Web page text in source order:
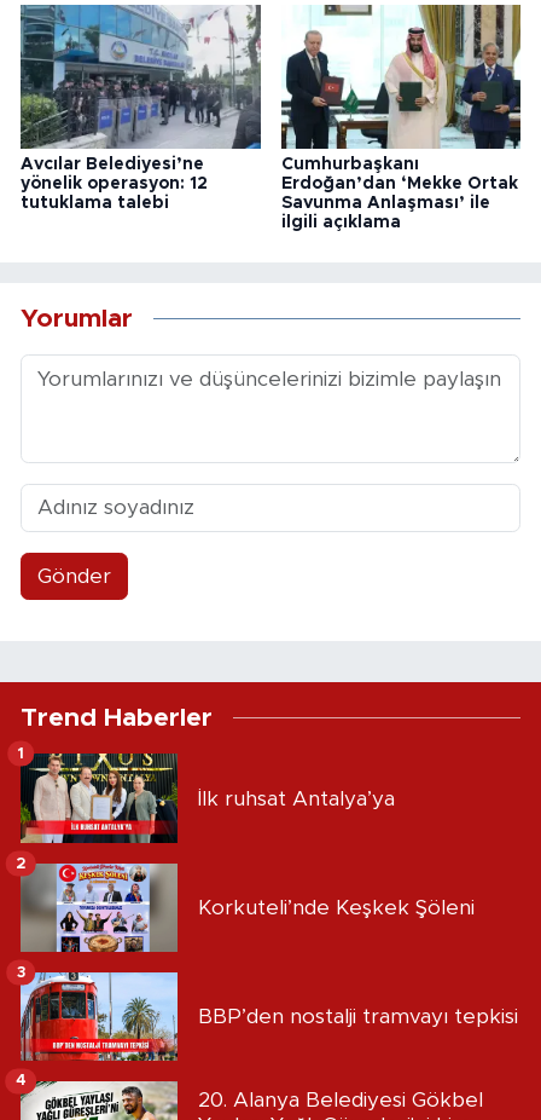
Avcılar Belediyesi’ne
yönelik operasyon: 12
tutuklama talebi
Cumhurbaşkanı
Erdoğan’dan ‘Mekke Ortak
Savunma Anlaşması’ ile
ilgili açıklama
Yorumlar
Gönder
Trend Haberler
İlk ruhsat Antalya’ya
1
Korkuteli’nde Keşkek Şöleni
2
BBP’den nostalji tramvayı tepkisi
3
20. Alanya Belediyesi Gökbel
4